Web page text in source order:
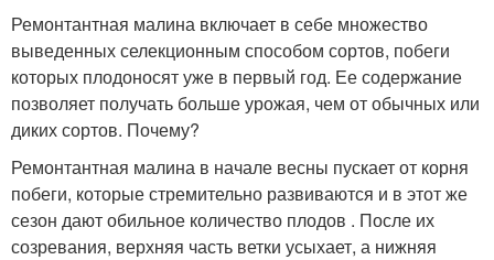
Ремонтантная малина включает в себе множество
выведенных селекционным способом сортов, побеги
которых плодоносят уже в первый год. Ее содержание
позволяет получать больше урожая, чем от обычных или
диких сортов. Почему?
Ремонтантная малина в начале весны пускает от корня
побеги, которые стремительно развиваются и в этот же
сезон дают обильное количество плодов . После их
созревания, верхняя часть ветки усыхает, а нижняя